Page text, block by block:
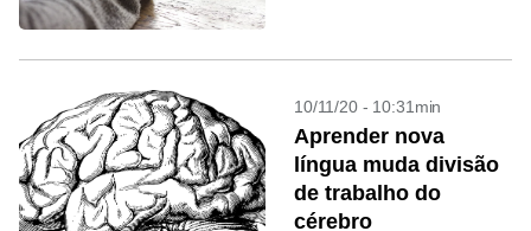
10/11/20 - 10:31min
Aprender nova
língua muda divisão
de trabalho do
cérebro